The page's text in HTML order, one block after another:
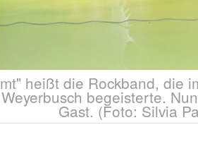
heißt die Rockband, die
begeisterte.
Gast. (Foto: Silvia